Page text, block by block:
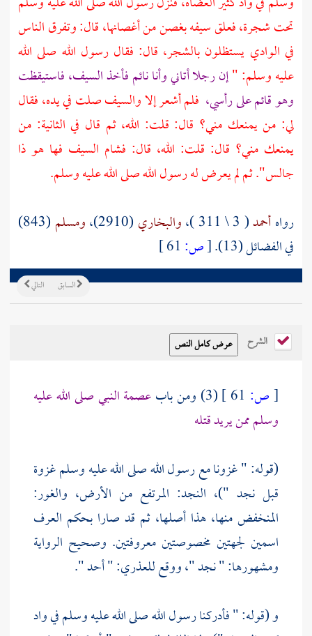
تحت شجرة، فعلق سيفه بغصن من أغصانها، قال: وتفرق الناس
في الوادي يستظلون بالشجر، قال: فقال رسول الله صلى الله
عليه وسلم: "إن رجلا أتاني وأنا نائم فأخذ السيف، فاستيقظت
وهو قائم على رأسي، فلم أشعر إلا والسيف صلت في يده، فقال
لي: من يمنعك مني؟ قال: قلت: الله، ثم قال في الثانية: من
يمنعك مني؟ قال: قلت: الله، قال: فشام السيف فها هو ذا
جالس". ثم لم يعرض له رسول الله صلى الله عليه وسلم.
رواهأحمد( 3 \ 311 )، والبخاري (2910)، ومسلم
(843)
في الفضائل (13).
[ص:
التالي السابق
الشرح
[ص: (3) ومن باب
عصمة النبي صلى الله عليه
وسلم ممن يريد قتله
(قوله: " غزونا مع رسول الله صلى الله عليه وسلم غزوة
قبلنجد ")، النجد: المرتفع من الأرض، والغور:
المنخفض منها، هذا أصلها، ثم قد صارا بحكم العرف
اسمين لجهتين مخصوصتين معروفتين. وصحيح الرواية
ومشهورها: "نجد"، ووقع للعذري: "أحد".
و (قوله: " فأدركنا رسول الله صلى الله عليه وسلم في واد